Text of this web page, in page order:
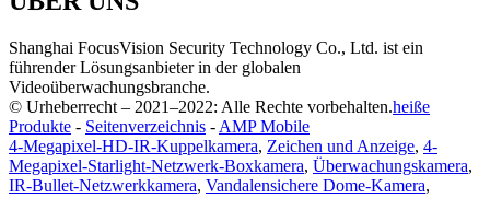
Shanghai FocusVision Security Technology Co., Ltd. ist ein
führender Lösungsanbieter in der globalen
Videoüberwachungsbranche.
© Urheberrecht – 2021–2022: Alle Rechte vorbehalten.heiße
Produkte - Seitenverzeichnis - AMP Mobile
4-Megapixel-HD-IR-Kuppelkamera, Zeichen und Anzeige, 4-
Megapixel-Starlight-Netzwerk-Boxkamera, Überwachungskamera,
IR-Bullet-Netzwerkkamera, Vandalensichere Dome-Kamera,